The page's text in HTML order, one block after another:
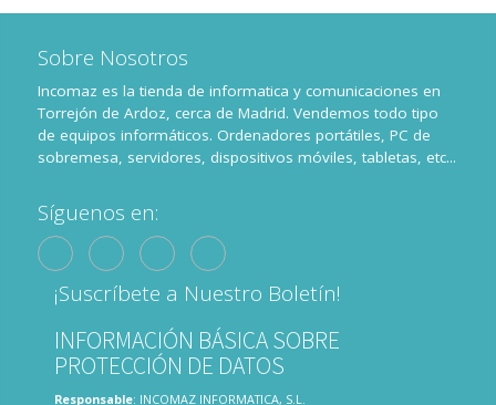
Sobre Nosotros
Incomaz es la tienda de informatica y comunicaciones en
Torrejón de Ardoz, cerca de Madrid. Vendemos todo tipo
de equipos informáticos. Ordenadores portátiles, PC de
sobremesa, servidores, dispositivos móviles, tabletas, etc...
Síguenos en:
¡Suscríbete a Nuestro Boletín!
INFORMACIÓN BÁSICA SOBRE
PROTECCIÓN DE DATOS
Responsable: INCOMAZ INFORMATICA, S.L.